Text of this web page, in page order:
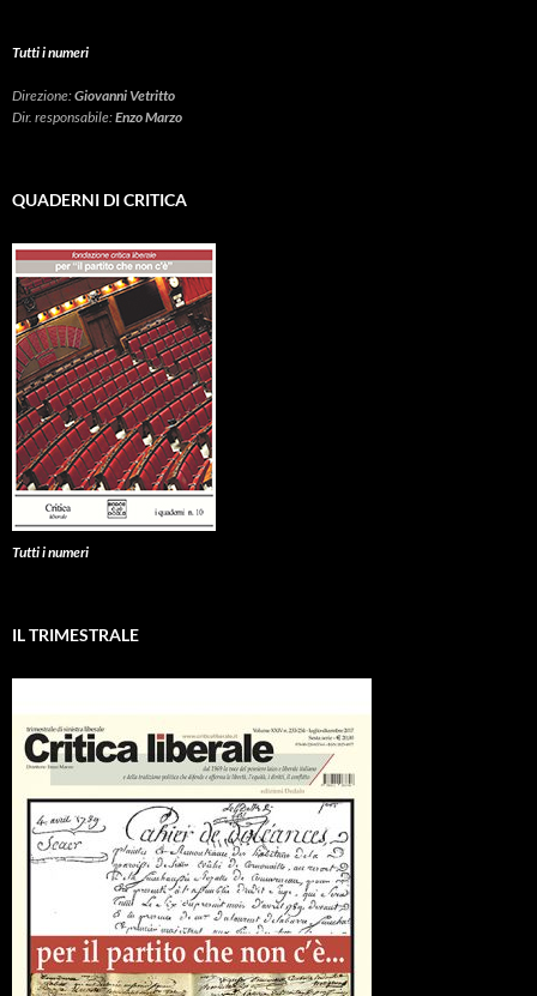
Tutti i numeri
Direzione:Giovanni Vetritto
Dir. responsabile:Enzo Marzo
QUADERNI DI CRITICA
Tutti i numeri
IL TRIMESTRALE